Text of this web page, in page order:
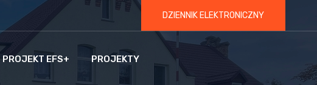
DZIENNIK ELEKTRONICZNY
PROJEKT EFS+ PROJEKTY